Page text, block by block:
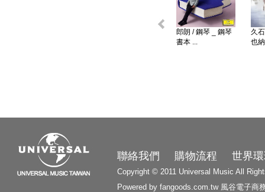
郎朗 / 鋼琴 _ 鋼琴
書本 ...
久
也
聯絡我們 購物流程 世界
Copyright © 2011 Universal Music All
Powered by fangoods.com.tw 風谷電子商